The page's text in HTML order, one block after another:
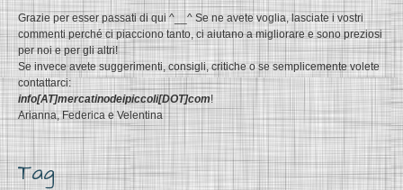
Grazie per esser passati di qui ^__^ Se ne avete voglia, lasciate i vostri
commenti perché ci piacciono tanto, ci aiutano a migliorare e sono preziosi
per noi e per gli altri!
Se invece avete suggerimenti, consigli, critiche o se semplicemente volete
contattarci:
info[AT]mercatinodeipiccoli[DOT]com!
Arianna, Federica e Velentina
Tag